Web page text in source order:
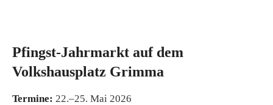
Pfingst-Jahrmarkt auf dem
Volkshausplatz Grimma
Termine: 22.–25. Mai 2026